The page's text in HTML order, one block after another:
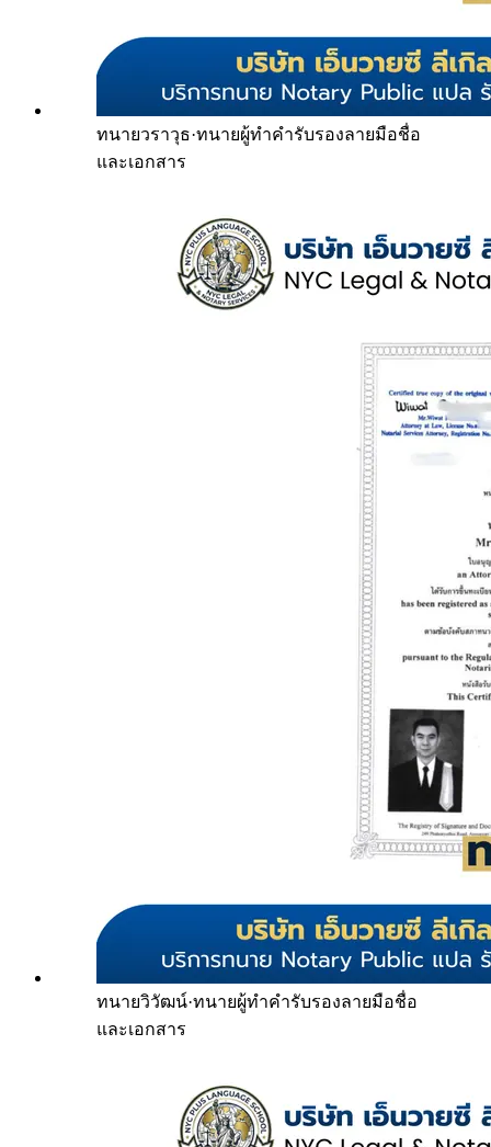
ทนายวราวุธ·ทนายผู้ทำคำรับรองลายมือชื่อ
และเอกสาร
ทนายวิวัฒน์·ทนายผู้ทำคำรับรองลายมือชื่อ
และเอกสาร